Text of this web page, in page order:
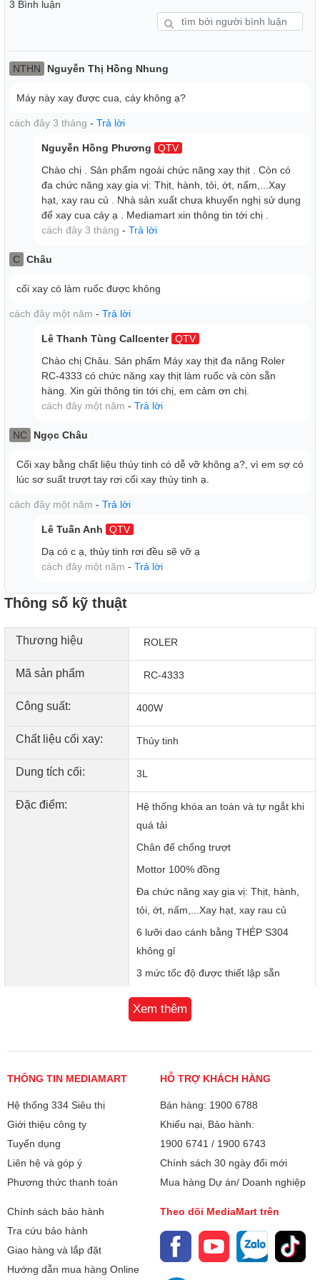
Đa Chức Năng Xay Gia Vị
Không chỉ dừng lại ở việc xay thịt, máy xay Roler RC-4333
rau củ, thậm chí là nấm. Tính năng đa năng này giúp bạn dễ
dàng chuẩn bị các nguyên liệu cho các món ăn khác nhau
mà không cần sử dụng nhiều thiết bị khác nhau.
Máy xay thịt Roler RC-4333 sở hữu công suất lên đến
400W với mô-tơ 100% đồng, giúp xay thịt, gia vị và các loại
thực phẩm khác nhanh chóng và hiệu quả. Mô-tơ mạnh mẽ
này không chỉ giúp xay mịn mà còn đảm bảo độ bền bỉ, vận
hành ổn định trong thời gian dài mà không lo bị nóng máy.
3 Mức Tốc Độ Tùy Chỉnh
Máy có 3 mức tốc độ được thiết lập sẵn, giúp bạn linh hoạt
được độ mịn như mong muốn.
3 Bình luận
NTHN Nguyễn Thị Hồng Nhung
Máy này xay được cua, cáy không ạ?
cách đây 3 tháng - Trả lời
Nguyễn Hồng Phương
QTV
Chào chị . Sản phẩm ngoài chức năng xay thịt . Còn có
đa chức năng xay gia vị: Thịt, hành, tỏi, ớt, nấm,...Xay
hạt, xay rau củ . Nhà sản xuất chưa khuyến nghị sử dụng
để xay cua cáy ạ . Mediamart xin thông tin tới chị .
cách đây 3 tháng - Trả lời
C Châu
cối xay có làm ruốc được không
cách đây một năm - Trả lời
Lê Thanh Tùng Callcenter QTV
Chào chị Châu. Sản phẩm Máy xay thịt đa năng Roler
RC-4333 có chức năng xay thịt làm ruốc và còn sẵn
hàng. Xin gửi thông tin tới chị, em cảm ơn chị.
cách đây một năm - Trả lời
NC Ngọc Châu
Cối xay bằng chất liệu thủy tinh có dễ vỡ không ạ?, vì em sợ có
lúc sơ suất trượt tay rơi cối xay thủy tinh ạ.
cách đây một năm - Trả lời
Lê Tuấn Anh
QTV
Dạ có c ạ, thủy tinh rơi đều sẽ vỡ ạ
cách đây một năm - Trả lời
Thông số kỹ thuật
Thương hiệu ROLER
Mã sản phẩm RC-4333
Công suất: 400W
Chất liệu cối xay: Thủy tinh
Dung tích cối: 3L
Đặc điểm:
Hệ thống khóa an toàn và tự ngắt khi
quá tải
Chân đế chống trượt
Mottor 100% đồng
Đa chức năng xay gia vị: Thịt, hành,
tỏi, ớt, nấm,...Xay hạt, xay rau củ
6 lưỡi dao cánh bằng THÉP S304
không gỉ
3 mức tốc độ được thiết lập sẵn
Tương thích điện từ EMC không bức
xạ nhiệt
Xuất xứ Trung Quốc
Xem thêm
THÔNG TIN MEDIAMART
Hệ thống 334 Siêu thị
Giới thiệu công ty
Tuyển dụng
Liên hệ và góp ý
Phương thức thanh toán
HỖ TRỢ KHÁCH HÀNG
Bán hàng: 1900 6788
Khiếu nại, Bảo hành:
1900 6741 / 1900 6743
Chính sách 30 ngày đổi mới
Mua hàng Dự án/ Doanh nghiệp
Chính sách bảo hành
Tra cứu bảo hành
Giao hàng và lắp đặt
Hướng dẫn mua hàng Online
Theo dõi MediaMart trên